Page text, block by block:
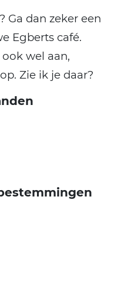
Ga dan zeker een
Egberts café.
wel aan,
Zie ik je daar?